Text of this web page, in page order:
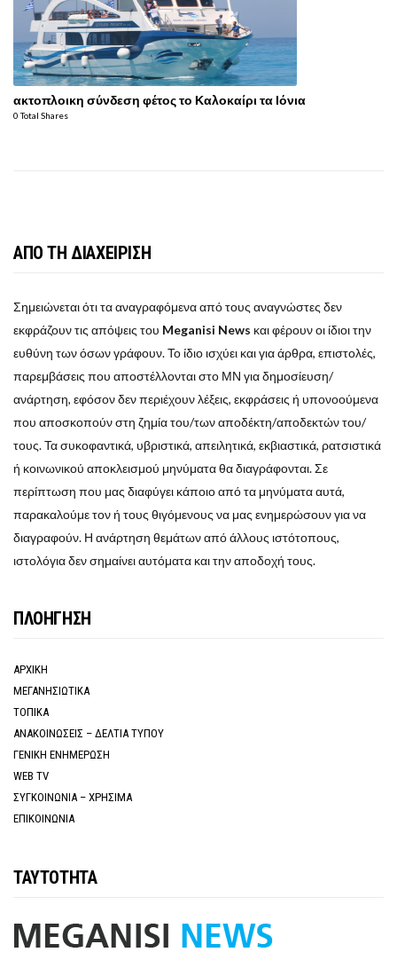
ακτοπλοικη σύνδεση φέτος το Καλοκαίρι τα Ιόνια
0 Total Shares
ΑΠΟ ΤΗ ΔΙΑΧΕΙΡΙΣΗ
Σημειώνεται ότι τα αναγραφόμενα από τους αναγνώστες δεν
εκφράζουν τις απόψεις του Meganisi News και φέρουν οι ίδιοι την
ευθύνη των όσων γράφουν. Το ίδιο ισχύει και για άρθρα, επιστολές,
παρεμβάσεις που αποστέλλονται στο ΜΝ για δημοσίευση/
ανάρτηση, εφόσον δεν περιέχουν λέξεις, εκφράσεις ή υπονοούμενα
που αποσκοπούν στη ζημία του/των αποδέκτη/αποδεκτών του/
τους. Τα συκοφαντικά, υβριστικά, απειλητικά, εκβιαστικά, ρατσιστικά
ή κοινωνικού αποκλεισμού μηνύματα θα διαγράφονται. Σε
περίπτωση που μας διαφύγει κάποιο από τα μηνύματα αυτά,
παρακαλούμε τον ή τους θιγόμενους να μας ενημερώσουν για να
διαγραφούν. Η ανάρτηση θεμάτων από άλλους ιστότοπους,
ιστολόγια δεν σημαίνει αυτόματα και την αποδοχή τους.
ΠΛΟΗΓΗΣΗ
ΑΡΧΙΚΗ
ΜΕΓΑΝΗΣΙΩΤΙΚΑ
ΤΟΠΙΚΑ
ΑΝΑΚΟΙΝΩΣΕΙΣ – ΔΕΛΤΙΑ ΤΥΠΟΥ
ΓΕΝΙΚΗ ΕΝΗΜΕΡΩΣΗ
WEB TV
ΣΥΓΚΟΙΝΩΝΙΑ – ΧΡΗΣΙΜΑ
ΕΠΙΚΟΙΝΩΝΙΑ
ΤΑΥΤΟΤΗΤΑ